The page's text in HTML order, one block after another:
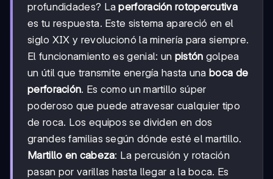
profundidades? Laperforación rotopercutiva
es tu respuesta. Este sistema apareció en el
siglo XIX y revolucionó la minería para siempre.
El funcionamiento es genial: un pistón golpea
un útil que transmite energía hasta una boca de
perforación. Es como un martillo súper
poderoso que puede atravesar cualquier tipo
de roca. Los equipos se dividen en dos
grandes familias según dónde esté el martillo.
Martillo en cabeza: La percusión y rotación
pasan por varillas hasta llegar a la boca. Es